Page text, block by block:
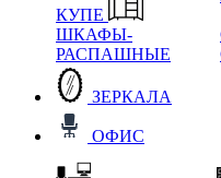
КУПЕ
ШКАФЫ-
РАСПАШНЫЕ
ЗЕРКАЛА
ОФИС